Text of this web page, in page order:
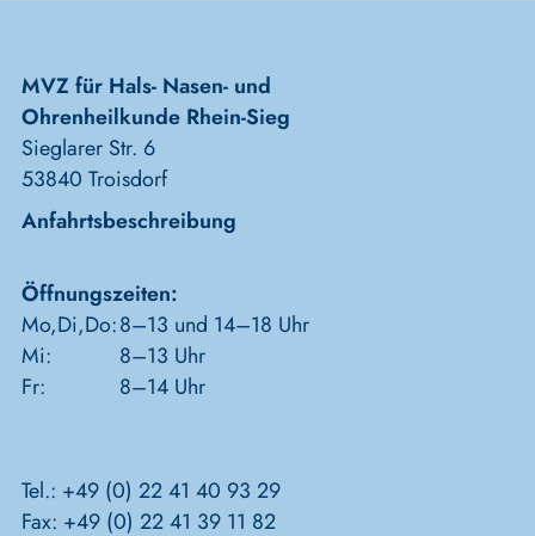
MVZ für Hals- Nasen- und
Ohrenheilkunde Rhein-Sieg
Sieglarer Str. 6
53840 Troisdorf
Anfahrtsbeschreibung
Öffnungszeiten:
Mo,Di,Do:8–13 und 14–18 Uhr
Mi:
8–13 Uhr
Fr:
8–14 Uhr
Tel.: +49 (0) 22 41 40 93 29
Fax: +49 (0) 22 41 39 11 82